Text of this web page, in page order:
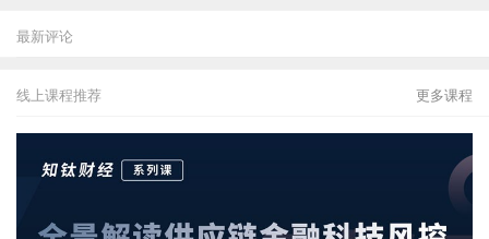
最新评论
线上课程推荐 更多课程